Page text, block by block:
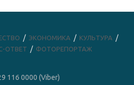
ЭКОНОМИКА
КУЛЬТУРА
ОТВЕТ ФОТОРЕПОРТАЖ
116 0000 (Viber)